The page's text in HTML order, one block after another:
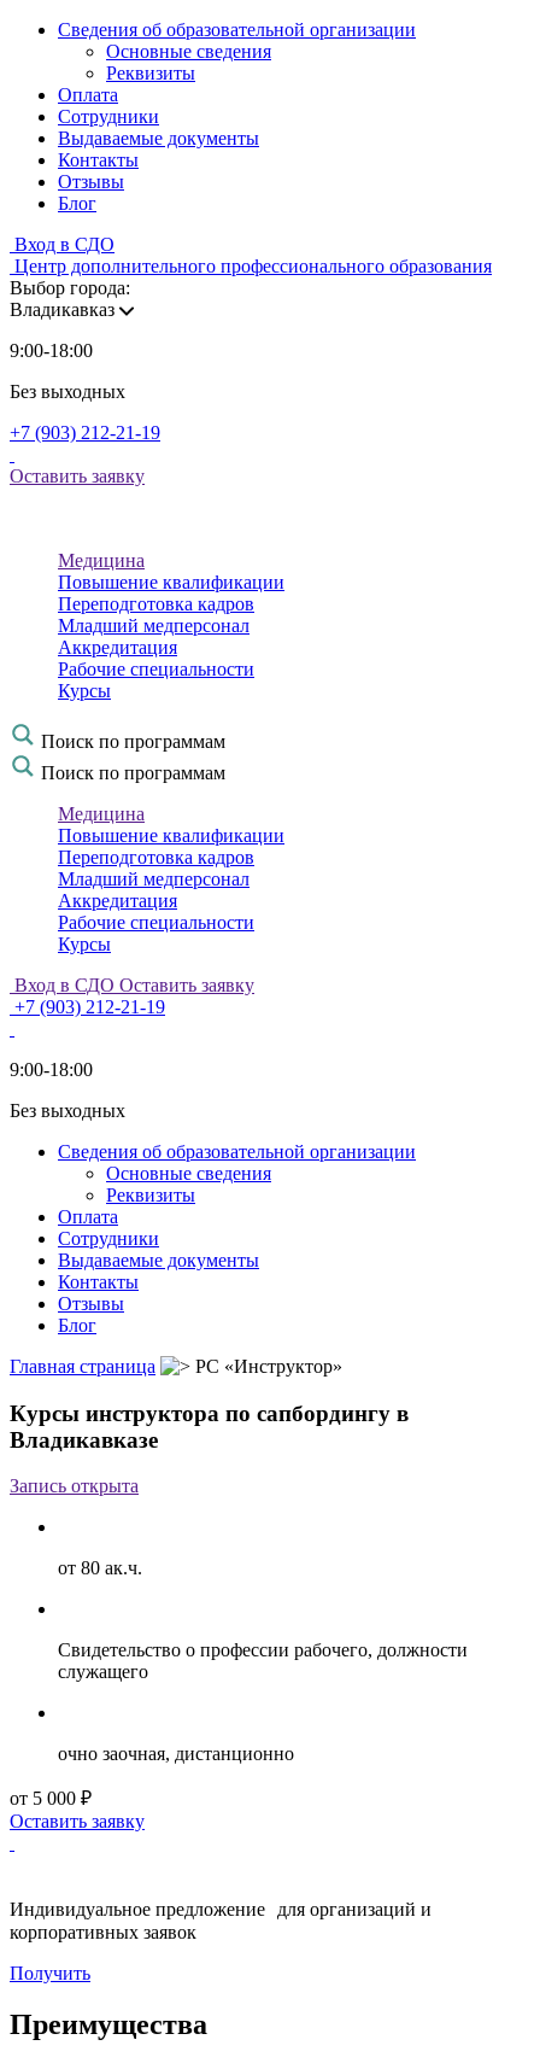
Сведения об образовательной организации
Основные сведения
Реквизиты
Оплата
Сотрудники
Выдаваемые документы
Контакты
Отзывы
Блог
Вход в СДО
Центр дополнительного профессионального образования
Выбор города:
Владикавказ
9:00-18:00
Без выходных
+7 (903) 212-21-19
Оставить заявку
Медицина
Повышение квалификации
Переподготовка кадров
Младший медперсонал
Аккредитация
Рабочие специальности
Курсы
Поиск по программам
Поиск по программам
Медицина
Повышение квалификации
Переподготовка кадров
Младший медперсонал
Аккредитация
Рабочие специальности
Курсы
Вход в СДО Оставить заявку
+7 (903) 212-21-19
9:00-18:00
Без выходных
Сведения об образовательной организации
Основные сведения
Реквизиты
Оплата
Сотрудники
Выдаваемые документы
Контакты
Отзывы
Блог
Главная страница
РС «Инструктор»
Курсы инструктора по сапбордингу в
Владикавказе
Запись открыта
от 80 ак.ч.
Свидетельство о профессии рабочего, должности
служащего
очно заочная, дистанционно
от 5 000 ₽
Оставить заявку
Индивидуальное предложение для организаций и
корпоративных заявок
Получить
Преимущества